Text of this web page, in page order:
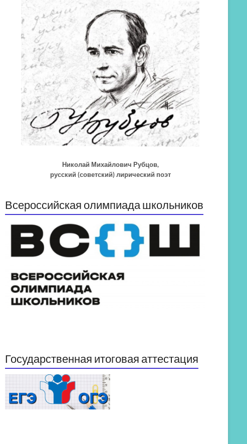
Николай Михайлович Рубцов,
русский (советский) лирический поэт
Всероссийская олимпиада школьников
Государственная итоговая аттестация